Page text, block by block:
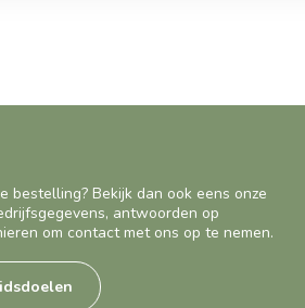
bestelling? Bekijk dan ook eens onze
antwoorden op
om contact met ons op te nemen.